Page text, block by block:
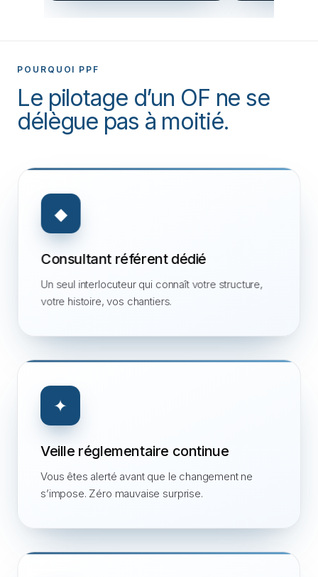
POURQUOI PPF
Le pilotage d’un OF ne se
délègue pas à moitié.
◆
Consultant référent dédié
Un seul interlocuteur qui connaît votre structure,
votre histoire, vos chantiers.
✦
Veille réglementaire continue
Vous êtes alerté avant que le changement ne
s’impose. Zéro mauvaise surprise.